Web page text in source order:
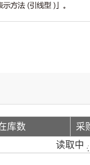
库数
采
读取中